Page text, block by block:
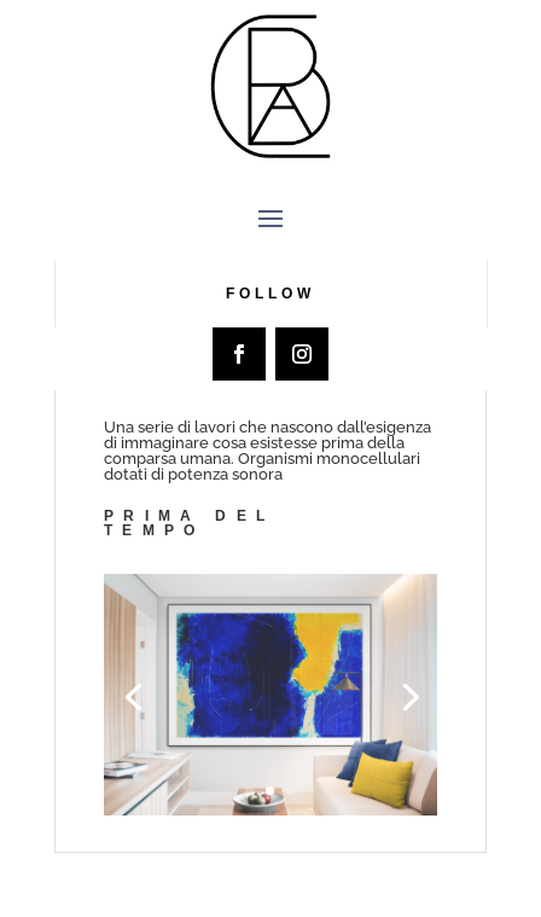
FOLLOW
Prima
tempo
Una serie di lavori che nascono dall’esigenza
di immaginare cosa esistesse prima della
comparsa umana. Organismi monocellulari
dotati di potenza sonora
PRIMA DEL
TEMPO